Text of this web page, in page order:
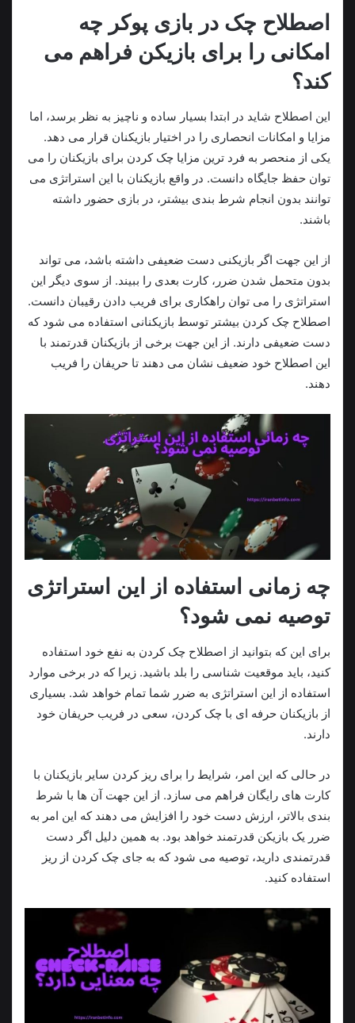
اصطلاح چک در بازی پوکر چه
امکانی را برای بازیکن فراهم می
کند؟
این اصطلاح شاید در ابتدا بسیار ساده و ناچیز به نظر برسد، اما
مزایا و امکانات انحصاری را در اختیار بازیکنان قرار می دهد.
یکی از منحصر به فرد ترین مزایا چک کردن برای بازیکنان را می
توان حفظ جایگاه دانست. در واقع بازیکنان با این استراتژی می
توانند بدون انجام شرط بندی بیشتر، در بازی حضور داشته
باشند.
از این جهت اگر بازیکنی دست ضعیفی داشته باشد، می تواند
بدون متحمل شدن ضرر، کارت بعدی را ببیند. از سوی دیگر این
استراتژی را می توان راهکاری برای فریب دادن رقیبان دانست.
اصطلاح چک کردن بیشتر توسط بازیکنانی استفاده می شود که
دست ضعیفی دارند. از این جهت برخی از بازیکنان قدرتمند با
این اصطلاح خود ضعیف نشان می دهند تا حریفان را فریب
دهند.
چه زمانی استفاده از این استراتژی
توصیه نمی شود؟
برای این که بتوانید از اصطلاح چک کردن به نفع خود استفاده
کنید، باید موقعیت شناسی را بلد باشید. زیرا که در برخی موارد
استفاده از این استراتژی به ضرر شما تمام خواهد شد. بسیاری
از بازیکنان حرفه ای با چک کردن، سعی در فریب حریفان خود
دارند.
در حالی که این امر، شرایط را برای ریز کردن سایر بازیکنان با
کارت های رایگان فراهم می سازد. از این جهت آن ها با شرط
بندی بالاتر، ارزش دست خود را افزایش می دهند که این امر به
ضرر یک بازیکن قدرتمند خواهد بود. به همین دلیل اگر دست
قدرتمندی دارید، توصیه می شود که به جای چک کردن از ریز
استفاده کنید.